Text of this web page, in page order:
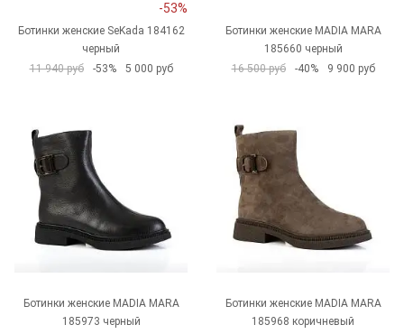
-53%
Ботинки женские SeKada 184162
черный
11 940 руб
-53% 5 000 руб
Ботинки женские MADIA MARA
185660 черный
16 500 руб
-40% 9 900 руб
Ботинки женские MADIA MARA
185973 черный
Ботинки женские MADIA MARA
185968 коричневый